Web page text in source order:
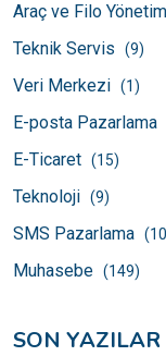
Araç ve Filo
Teknik Servis (9)
Veri Merkezi (1)
E-posta Pazarlama
E-Ticaret (15)
Teknoloji (9)
SMS Pazarlama
Muhasebe (149)
SON YAZILAR